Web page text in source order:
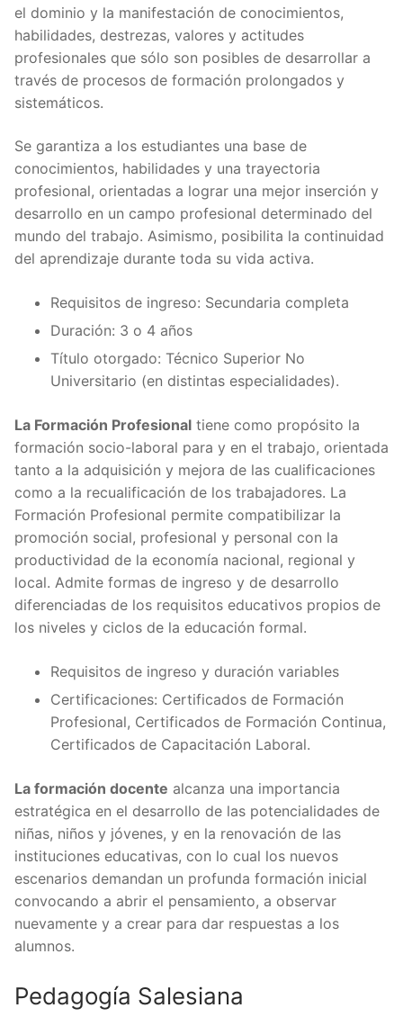
el dominio y la manifestación de conocimientos,
habilidades, destrezas, valores y actitudes
profesionales que sólo son posibles de desarrollar a
través de procesos de formación prolongados y
sistemáticos.
Se garantiza a los estudiantes una base de
conocimientos, habilidades y una trayectoria
profesional, orientadas a lograr una mejor inserción y
desarrollo en un campo profesional determinado del
mundo del trabajo. Asimismo, posibilita la continuidad
del aprendizaje durante toda su vida activa.
Requisitos de ingreso: Secundaria completa
Duración: 3 o 4 años
Título otorgado: Técnico Superior No
Universitario (en distintas especialidades).
La Formación Profesional tiene como propósito la
formación socio-laboral para y en el trabajo, orientada
tanto a la adquisición y mejora de las cualificaciones
como a la recualificación de los trabajadores. La
Formación Profesional permite compatibilizar la
promoción social, profesional y personal con la
productividad de la economía nacional, regional y
local. Admite formas de ingreso y de desarrollo
diferenciadas de los requisitos educativos propios de
los niveles y ciclos de la educación formal.
Requisitos de ingreso y duración variables
Certificaciones: Certificados de Formación
Profesional, Certificados de Formación Continua,
Certificados de Capacitación Laboral.
La formación docente alcanza una importancia
estratégica en el desarrollo de las potencialidades de
niñas, niños y jóvenes, y en la renovación de las
instituciones educativas, con lo cual los nuevos
escenarios demandan un profunda formación inicial
convocando a abrir el pensamiento, a observar
nuevamente y a crear para dar respuestas a los
alumnos.
Pedagogía Salesiana